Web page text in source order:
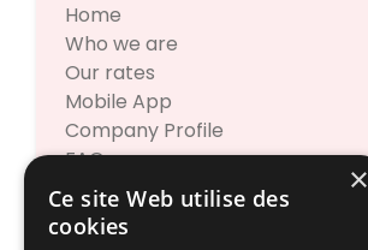
Home
Who we are
Our rates
Mobile App
Company Profile
FAQs
Contact Us
×
Ce site Web utilise des
cookies